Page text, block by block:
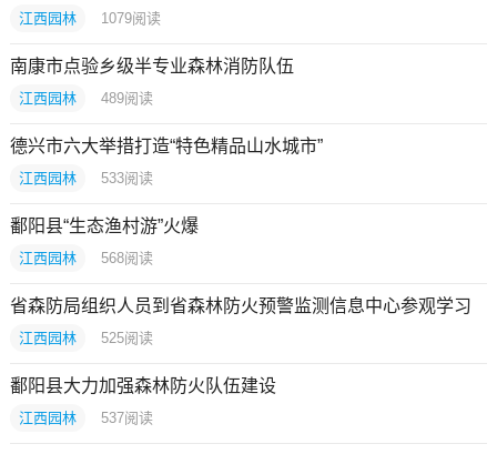
江西园林 1079阅读
南康市点验乡级半专业森林消防队伍
江西园林 489阅读
德兴市六大举措打造“特色精品山水城市”
江西园林 533阅读
鄱阳县“生态渔村游”火爆
江西园林 568阅读
省森防局组织人员到省森林防火预警监测信息中心参观学习
江西园林 525阅读
鄱阳县大力加强森林防火队伍建设
江西园林 537阅读